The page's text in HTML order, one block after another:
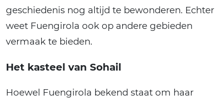
geschiedenis nog altijd te bewonderen. Echter
weet Fuengirola ook op andere gebieden
vermaak te bieden.
Het kasteel van Sohail
Hoewel Fuengirola bekend staat om haar